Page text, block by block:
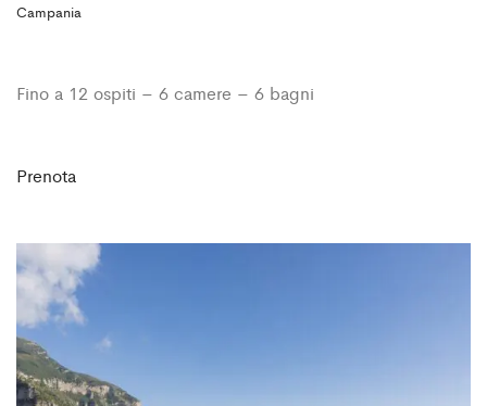
Campania
Fino a 12 ospiti – 6 camere – 6 bagni
Prenota